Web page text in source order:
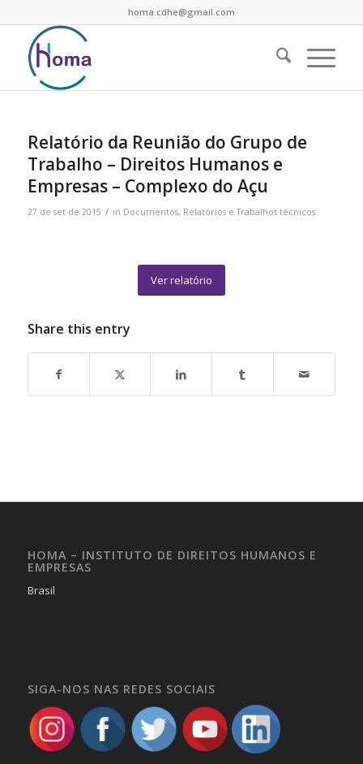
homa.cdhe@gmail.com
Relatório da Reunião do Grupo de
Trabalho – Direitos Humanos e
Empresas – Complexo do Açu
27 de set de 2015 / in Documentos, Relatórios e Trabalhos técnicos
Ver relatório
Share this entry
HOMA – INSTITUTO DE DIREITOS HUMANOS E
EMPRESAS
Brasil
SIGA-NOS NAS REDES SOCIAIS